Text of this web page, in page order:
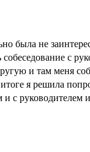
была не
с
и там меня
я решила
и с